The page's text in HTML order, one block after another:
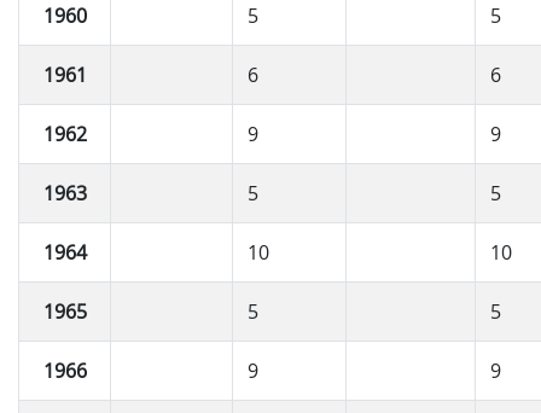
1960 5 5
1961 6 6
1962 9 9
1963 5 5
1964 10 10
1965 5 5
1966 9 9